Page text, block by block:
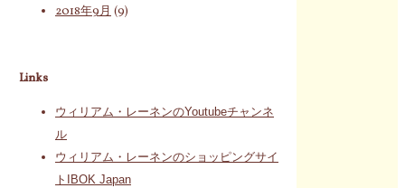
2018年9月 (9)
Links
ウィリアム・レーネンのYoutubeチャンネ
ル
ウィリアム・レーネンのショッピングサイ
トIBOK Japan